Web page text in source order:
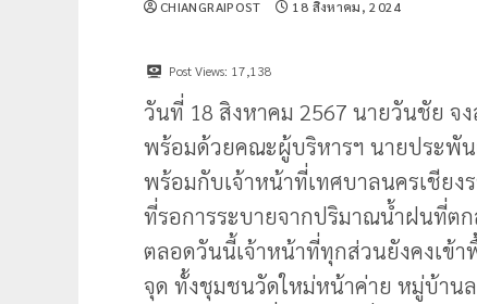
CHIANGRAIPOST 18 สิงหาคม, 2024
Post Views: 17,138
วันที่ 18 สิงหาคม 2567 นายวันชัย จ
พร้อมด้วยคณะผู้บริหารฯ นายประพั
พร้อมกับเจ้าหน้าที่เทศบาลนครเชีย
ที่รอการระบายจากปริมาณน้ำฝนที่ต
ตลอดวันนี้เจ้าหน้าที่ทุกส่วนยังคงเข้
จุด ทั้งชุมชนวัดใหม่หน้าค่าย หมู่บ้าน